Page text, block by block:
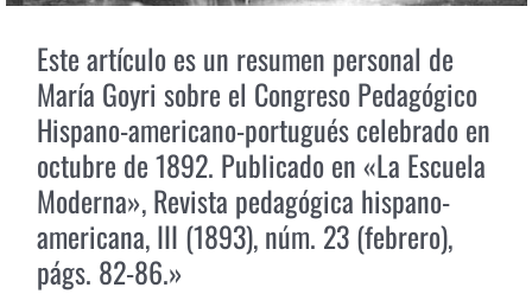
Este artículo es un resumen personal de
María Goyri sobre el Congreso Pedagógico
Hispano-americano-portugués celebrado en
octubre de 1892. Publicado en «La Escuela
Moderna», Revista pedagógica hispano-
americana, III (1893), núm. 23 (febrero),
págs. 82-86.»